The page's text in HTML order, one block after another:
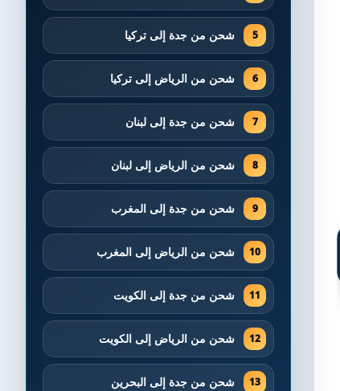
شحن من جدة إلى تركيا
شحن من الرياض إلى تركيا
شحن من جدة إلى لبنان
شحن من الرياض إلى لبنان
شحن من جدة إلى المغرب
شحن من الرياض إلى المغرب
شحن من جدة إلى الكويت
شحن من الرياض إلى الكويت
شحن من جدة إلى البحرين